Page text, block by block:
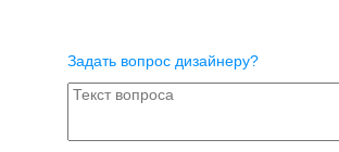
Задать вопрос дизайнеру?